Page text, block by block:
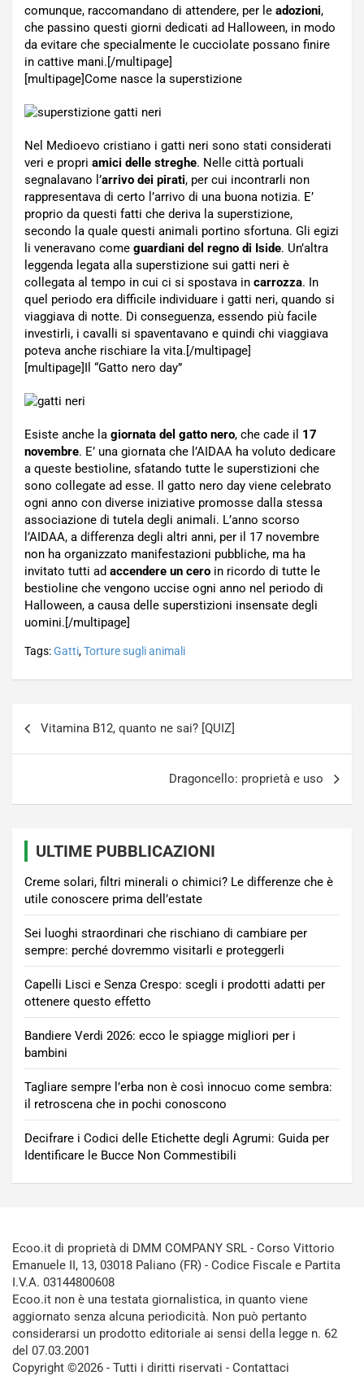
comunque, raccomandano di attendere, per le adozioni,
che passino questi giorni dedicati ad Halloween, in modo
da evitare che specialmente le cucciolate possano finire
in cattive mani.[/multipage]
[multipage]Come nasce la superstizione
Nel Medioevo cristiano i gatti neri sono stati considerati
veri e propri amici delle streghe. Nelle città portuali
segnalavano l’arrivo dei pirati, per cui incontrarli non
rappresentava di certo l’arrivo di una buona notizia. E’
proprio da questi fatti che deriva la superstizione,
secondo la quale questi animali portino sfortuna. Gli egizi
li veneravano come guardiani del regno di Iside. Un’altra
leggenda legata alla superstizione sui gatti neri è
collegata al tempo in cui ci si spostava in carrozza. In
quel periodo era difficile individuare i gatti neri, quando si
viaggiava di notte. Di conseguenza, essendo più facile
investirli, i cavalli si spaventavano e quindi chi viaggiava
poteva anche rischiare la vita.[/multipage]
[multipage]Il “Gatto nero day”
Esiste anche la giornata del gatto nero, che cade il 17
novembre. E’ una giornata che l’AIDAA ha voluto dedicare
a queste bestioline, sfatando tutte le superstizioni che
sono collegate ad esse. Il gatto nero day viene celebrato
ogni anno con diverse iniziative promosse dalla stessa
associazione di tutela degli animali. L’anno scorso
l’AIDAA, a differenza degli altri anni, per il 17 novembre
non ha organizzato manifestazioni pubbliche, ma ha
invitato tutti ad accendere un cero in ricordo di tutte le
bestioline che vengono uccise ogni anno nel periodo di
Halloween, a causa delle superstizioni insensate degli
uomini.[/multipage]
Tags:Gatti,Torture sugli animali
Vitamina B12, quanto ne sai? [QUIZ]
Dragoncello: proprietà e uso
ULTIME PUBBLICAZIONI
Creme solari, filtri minerali o chimici? Le differenze che è
utile conoscere prima dell’estate
Sei luoghi straordinari che rischiano di cambiare per
sempre: perché dovremmo visitarli e proteggerli
Capelli Lisci e Senza Crespo: scegli i prodotti adatti per
ottenere questo effetto
Bandiere Verdi 2026: ecco le spiagge migliori per i
bambini
Tagliare sempre l’erba non è così innocuo come sembra:
il retroscena che in pochi conoscono
Decifrare i Codici delle Etichette degli Agrumi: Guida per
Identificare le Bucce Non Commestibili
Ecoo.it di proprietà di DMM COMPANY SRL - Corso Vittorio
Emanuele II, 13, 03018 Paliano (FR) - Codice Fiscale e Partita
I.V.A. 03144800608
Ecoo.it non è una testata giornalistica, in quanto viene
aggiornato senza alcuna periodicità. Non può pertanto
considerarsi un prodotto editoriale ai sensi della legge n. 62
del 07.03.2001
Copyright ©2026 - Tutti i diritti riservati - Contattaci